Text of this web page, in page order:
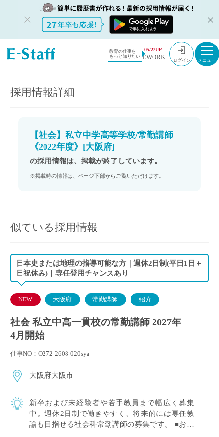
教育の仕事を
もっと知りたい
05/27UP
EWORK ログイン
教員採用情
報のイー・
採用情報
【社会】私立中学高等学校/常勤講師《2022年度》[大阪府]
採用情報詳細
【社会】私立中学高等学校/常勤講師
《2022年度》[大阪府]
の採用情報は、掲載が終了しています。
※掲載時の情報は、ページ下部からご覧いただけます。
似ている採用情報
日本史または地理の指導可能な方｜週休2日制(平日1日＋
日祝休み)｜専任登用チャンスあり
NEW 大阪府 常勤講師 紹介
社会 私立中高一貫校の常勤講師 2027年
4月開始
仕事NO：O272-2608-020sya
大阪府大阪市
新卒および未経験者や若手教員まで幅広く募集
中。週休2日制で働きやすく、将来的には専任教
諭も目指せる社会科常勤講師の募集です。 ■おす